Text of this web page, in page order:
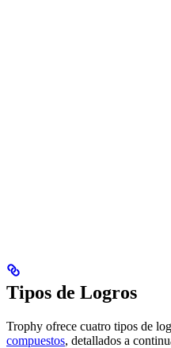
Tipos de Logros
Trophy ofrece cuatro tipos de
compuestos, detallados a